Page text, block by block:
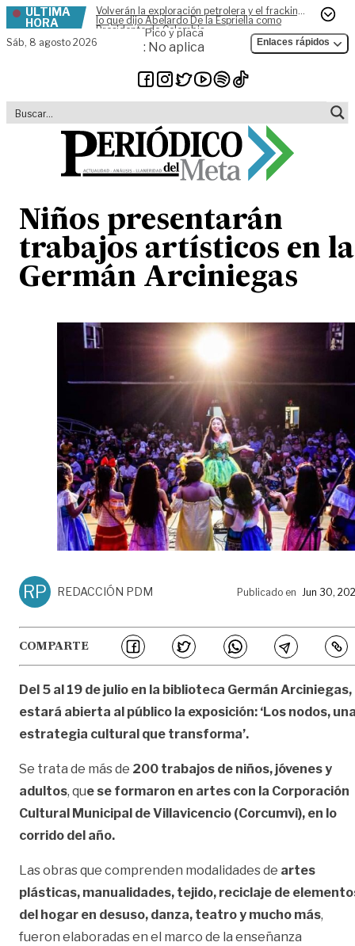
Skip to content
ÚLTIMA
HORA
Volverán la exploración petrolera y el fracking,
lo que dijo Abelardo De la Espriella como
Presidente de Colombia
Sáb, 8 agosto 2026
Pico y placa
: No aplica Enlaces rápidos
Niños presentarán
trabajos artísticos en la
Germán Arciniegas
RP REDACCIÓN PDM Publicado en Jun 30,
COMPARTE
Del 5 al 19 de julio en la biblioteca Germán Arciniegas,
estará abierta al público la exposición: ‘Los nodos,
estrategia cultural que transforma’.
Se trata de más de 200 trabajos de niños, jóvenes y
adultos, que se formaron en artes con la Corporación
Cultural Municipal de Villavicencio (Corcumvi), en lo
corrido del año.
Las obras que comprenden modalidades de artes
plásticas, manualidades, tejido, reciclaje de
del hogar en desuso, danza, teatro y mucho más,
fueron elaboradas en el marco de la enseñanza